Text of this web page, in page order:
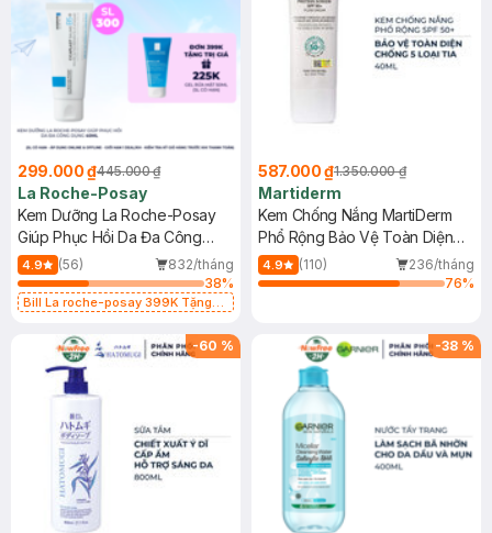
299.000 ₫445.000 ₫
La Roche-Posay
Kem Dưỡng La Roche-Posay
Giúp Phục Hồi Da Đa Công
Dụng 40ml
4.9 (56)
832/tháng
38%
Bill La roche-posay 399K Tặng
(SL có hạn)
587.000 ₫1.350.000 ₫
Martiderm
Kem Chống Nắng MartiDerm
Phổ Rộng Bảo Vệ Toàn Diện
40ml
4.9 (110)
236/tháng
76%
-60 % -38 %